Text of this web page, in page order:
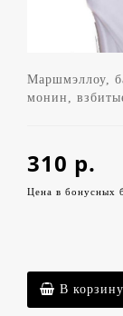
Маршмэллоу,
монин,
310 р.
Цена в бонусных
В корзину